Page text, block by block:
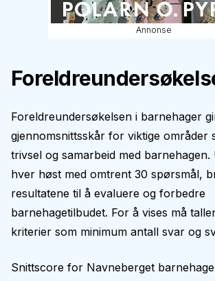
Annonse
Foreldreundersøkelsen i barnehager
gjennomsnittsskår for viktige områder
trivsel og samarbeid med
hver høst med omtrent 30 spørsmål,
resultatene til å evaluere og forbedre
barnehagetilbudet. For å vises må
kriterier som minimum antall svar og
Snittscore for Navneberget barnehage